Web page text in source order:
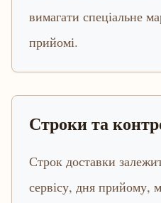
вимагати спеціальне
прийомі.
Строки та
Строк доставки
сервісу, дня прийому,